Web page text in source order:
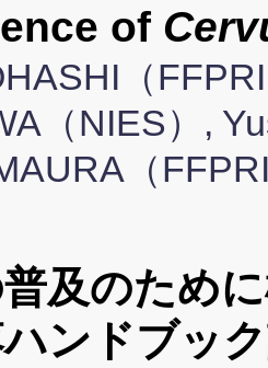
of
（
（NIES）,
（
及のため
ンドブッ